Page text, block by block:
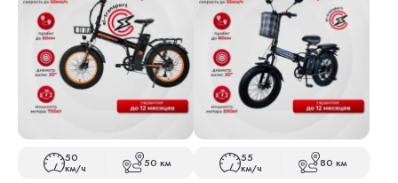
50
км/ч 50 км 55
км/ч 80 км